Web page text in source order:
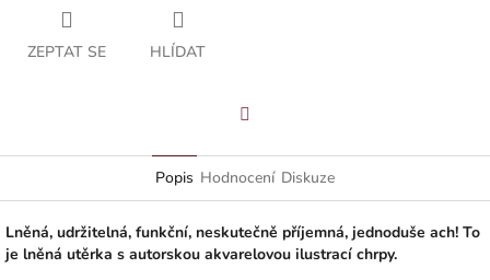
ZEPTAT SE HLÍDAT
Popis Hodnocení Diskuze
Lněná, udržitelná, funkční, neskutečně příjemná, jednoduše ach! To
je lněná utěrka s autorskou akvarelovou ilustrací chrpy.